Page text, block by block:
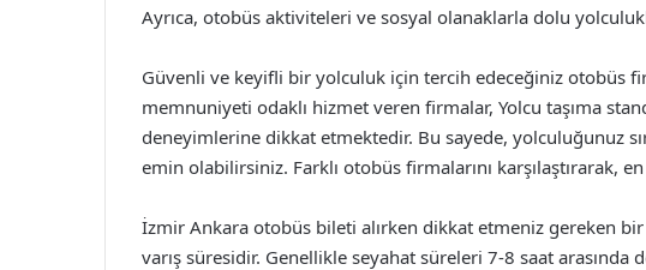
Ayrıca, otobüs aktiviteleri ve sosyal olanaklarla dolu
Güvenli ve keyifli bir yolculuk için tercih edeceğiniz otobüs
memnuniyeti odaklı hizmet veren firmalar, Yolcu taşıma
deneyimlerine dikkat etmektedir. Bu sayede, yolculuğunuz
emin olabilirsiniz. Farklı otobüs firmalarını karşılaştırarak,
İzmir Ankara otobüs bileti alırken dikkat etmeniz gereken
varış süresidir. Genellikle seyahat süreleri 7-8 saat